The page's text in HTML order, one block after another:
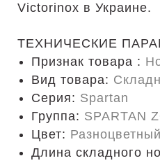
Victorinox в Украине.
ТЕХНИЧЕСКИЕ
Признак товара :
Вид товара:
Серия: Spartan
Группа: SPARTAN
Цвет: Разноцветный
Длина складного